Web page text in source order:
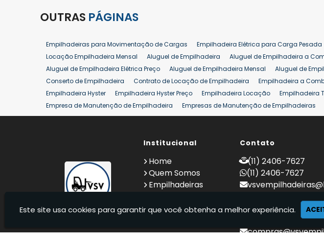
Manutenção em Empilhadeiras
Reforma de Empilhadeira
Aluguel de Empilhadeira 25 ton
Locação de Empilhadeira 25 ton Comprar
Venda Empilhadeiras 25 ton
OUTRAS PÁGINAS
Empilhadeiras para Movimentação de Cargas Empilhadeira Elétrica para Carga Pesada
Locação Empilhadeira Mensal
Aluguel de Empilhadeira Aluguel de Empilhadeira a
Aluguel de Empilhadeira Elétrica Preço
Aluguel de Empilhadeira Mensal Aluguel de
Conserto de Empilhadeira
Contrato de Locação de Empilhadeira Empilhadeira a
Empilhadeira Hyster
Empilhadeira Hyster Preço Empilhadeira Locação Empilhadeira
Empresa de Manutenção de Empilhadeira
Empresas de Manutenção de Empilhadeiras
Locação Empilhadeira Hyster
Locação Empilhadeira para Hipermercados Locação
Comprar Empilhadeira Comprar Empilhadeira Elétrica
Locação de Empilhadeira 25 ton
Comprar Empilhadeira 25 ton Empilhadeira a
Institucional
Home
Quem Somos
Empilhadeiras
Informações
Contato
(11) 2406-7627
(11) 2406-7627
Este site usa cookies para garantir que você obtenha a melhor experiência.